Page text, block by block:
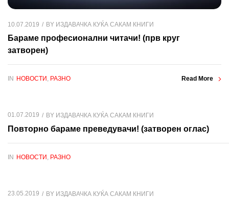
10.07.2019 BY ИЗДАВАЧКА КУЌА САКАМ КНИГИ
Бараме професионални читачи! (прв круг
затворен)
IN НОВОСТИ, РАЗНО Read More
01.07.2019 BY ИЗДАВАЧКА КУЌА САКАМ КНИГИ
Повторно бараме преведувачи! (затворен оглас)
IN НОВОСТИ РАЗНО
23.05.2019 BY ИЗДАВАЧКА КУЌА САКАМ КНИГИ